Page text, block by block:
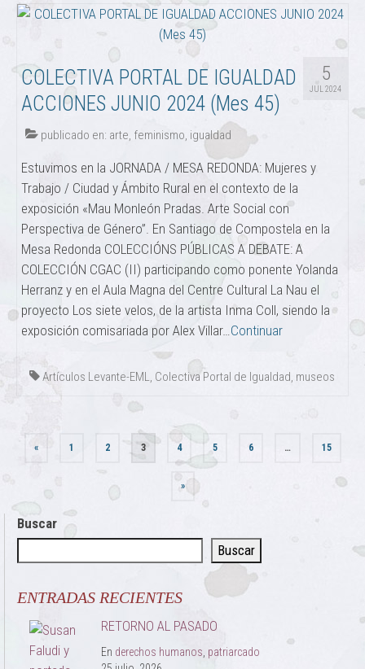
5
JUL 2024
COLECTIVA PORTAL DE IGUALDAD
ACCIONES JUNIO 2024 (Mes 45)
publicado en: arte, feminismo, igualdad
Estuvimos en la JORNADA / MESA REDONDA: Mujeres y
Trabajo / Ciudad y Ámbito Rural en el contexto de la
exposición «Mau Monleón Pradas. Arte Social con
Perspectiva de Género”. En Santiago de Compostela en la
Mesa Redonda COLECCIÓNS PÚBLICAS A DEBATE: A
COLECCIÓN CGAC (II) participando como ponente Yolanda
Herranz y en el Aula Magna del Centre Cultural La Nau el
proyecto Los siete velos, de la artista Inma Coll, siendo la
exposición comisariada por Alex Villar… Continuar
Artículos Levante-EML, Colectiva Portal de Igualdad, museos
Paginación
entradas
« 1 2 3 4 5 6 … 15
»
Buscar
Buscar
ENTRADAS RECIENTES
RETORNO AL PASADO
En derechos humanos patriarcado